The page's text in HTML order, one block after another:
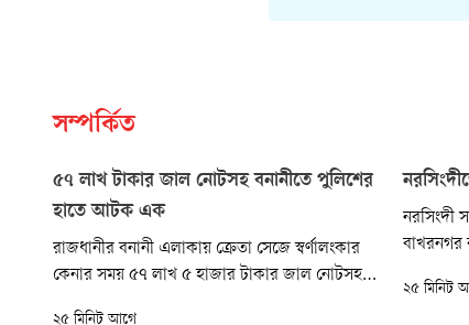
সম্পর্কিত
৫৭ লাখ টাকার জাল নোটসহ বনানীতে পুলিশের
হাতে আটক এক
রাজধানীর বনানী এলাকায় ক্রেতা সেজে স্বর্ণালংকার
কেনার সময় ৫৭ লাখ ৫ হাজার টাকার জাল নোটসহ
২৫ মিনিট আগে
নরসিংদী
বাখরনগর
সন্ধ্যায় এ
২৫ মিনিট